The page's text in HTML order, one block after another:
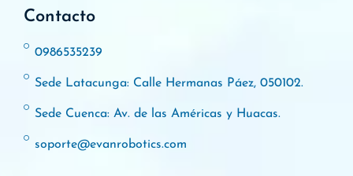
Contacto
0986535239
Sede Latacunga: Calle Hermanas Páez, 050102.
Sede Cuenca: Av. de las Américas y Huacas.
soporte@evanrobotics.com